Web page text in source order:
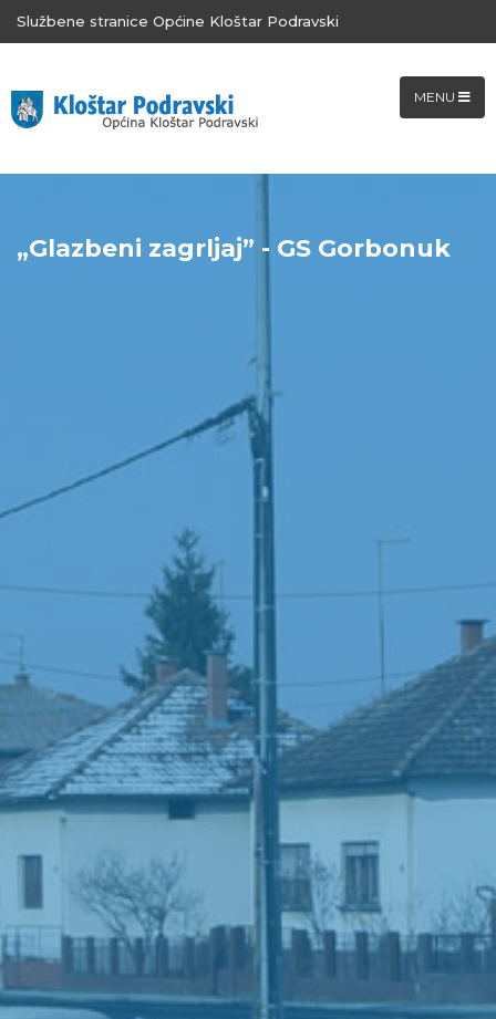
Službene stranice Općine Kloštar Podravski
MENU
„Glazbeni zagrljaj” - GS Gorbonuk